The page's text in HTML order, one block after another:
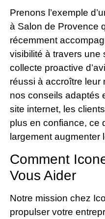
Prenons l’exemple
à Salon de Provence
récemment
visibilité à travers une
collecte proactive
réussi à accroître leur
nos conseils adaptés
site internet, les
plus en confiance, ce
largement augmenter
Comment
Vous Aider
Notre mission chez
propulser votre